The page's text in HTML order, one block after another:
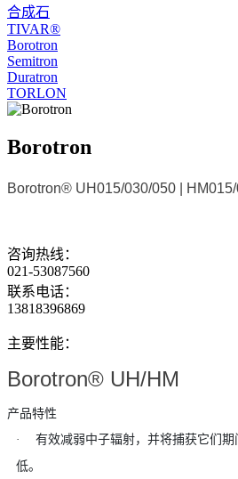
合成石
TIVAR®
Borotron
Semitron
Duratron
TORLON
Borotron
Borotron® UH015/030/050 |
咨询热线：
021-53087560
联系电话：
13818396869
主要性能：
Borotron® UH/HM
产品特性
·
有效减弱中子辐射，并将捕获它们
低。